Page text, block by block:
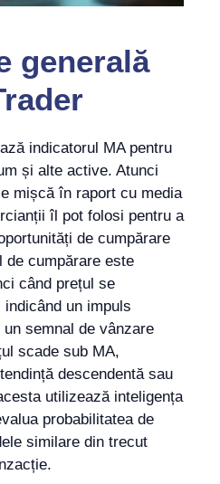
generală
indicatorul MA pentru
și alte active. Atunci
mișcă în raport cu media
îl pot folosi pentru a
de cumpărare
de cumpărare este
când prețul se
un impuls
semnal de vânzare
scade sub MA,
descendentă sau
utilizează inteligența
probabilitatea de
similare din trecut